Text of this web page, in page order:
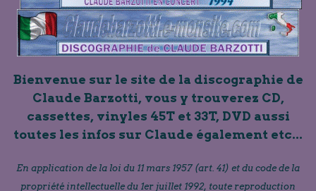
Bienvenue sur le site de la discographie de
Claude Barzotti, vous y trouverez CD,
cassettes, vinyles 45T et 33T, DVD aussi
toutes les infos sur Claude également etc...
En application de la loi du 11 mars 1957 (art. 41) et du code de la
propriété intellectuelle du 1er juillet 1992, toute reproduction